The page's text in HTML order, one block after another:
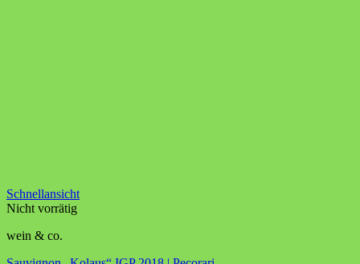
Schnellansicht
Nicht vorrätig
wein & co.